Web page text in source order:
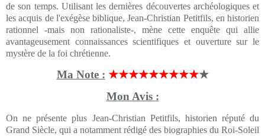
de son temps. Utilisant les dernières découvertes archéologiques et
les acquis de l'exégèse biblique, Jean-Christian Petitfils, en historien
rationnel -mais non rationaliste-, mène cette enquête qui allie
avantageusement connaissances scientifiques et ouverture sur le
mystère de la foi chrétienne.
Ma Note : ★★★★★★★★★★
Mon Avis :
On ne présente plus Jean-Christian Petitfils, historien réputé du
Grand Siècle, qui a notamment rédigé des biographies du Roi-Soleil